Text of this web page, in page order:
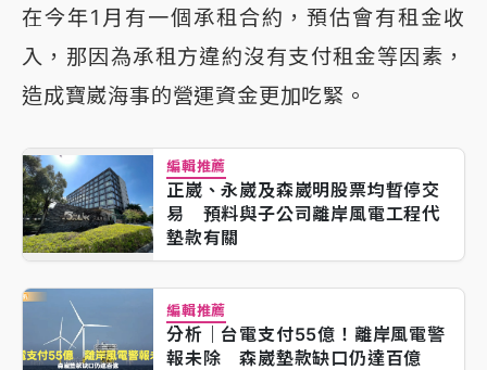
在今年1月有一個承租合約，預估會有租金收
入，那因為承租方違約沒有支付租金等因素，
造成寶崴海事的營運資金更加吃緊。
編輯推薦
正崴、永崴及森崴明股票均暫停交
易 預料與子公司離岸風電工程代
墊款有關
編輯推薦
分析｜台電支付55億！離岸風電警
報未除 森崴墊款缺口仍達百億